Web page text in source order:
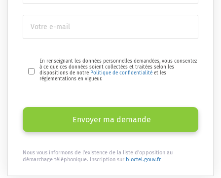
En renseignant les données personnelles demandées, vous consentez
à ce que ces données soient collectées et traitées selon les
dispositions de notre Politique de confidentialité et les
réglementations en vigueur.
Envoyer ma demande
Nous vous informons de l'existence de la liste d'opposition au
démarchage téléphonique. Inscription sur bloctel.gouv.fr